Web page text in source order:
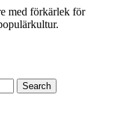
med förkärlek för
Search